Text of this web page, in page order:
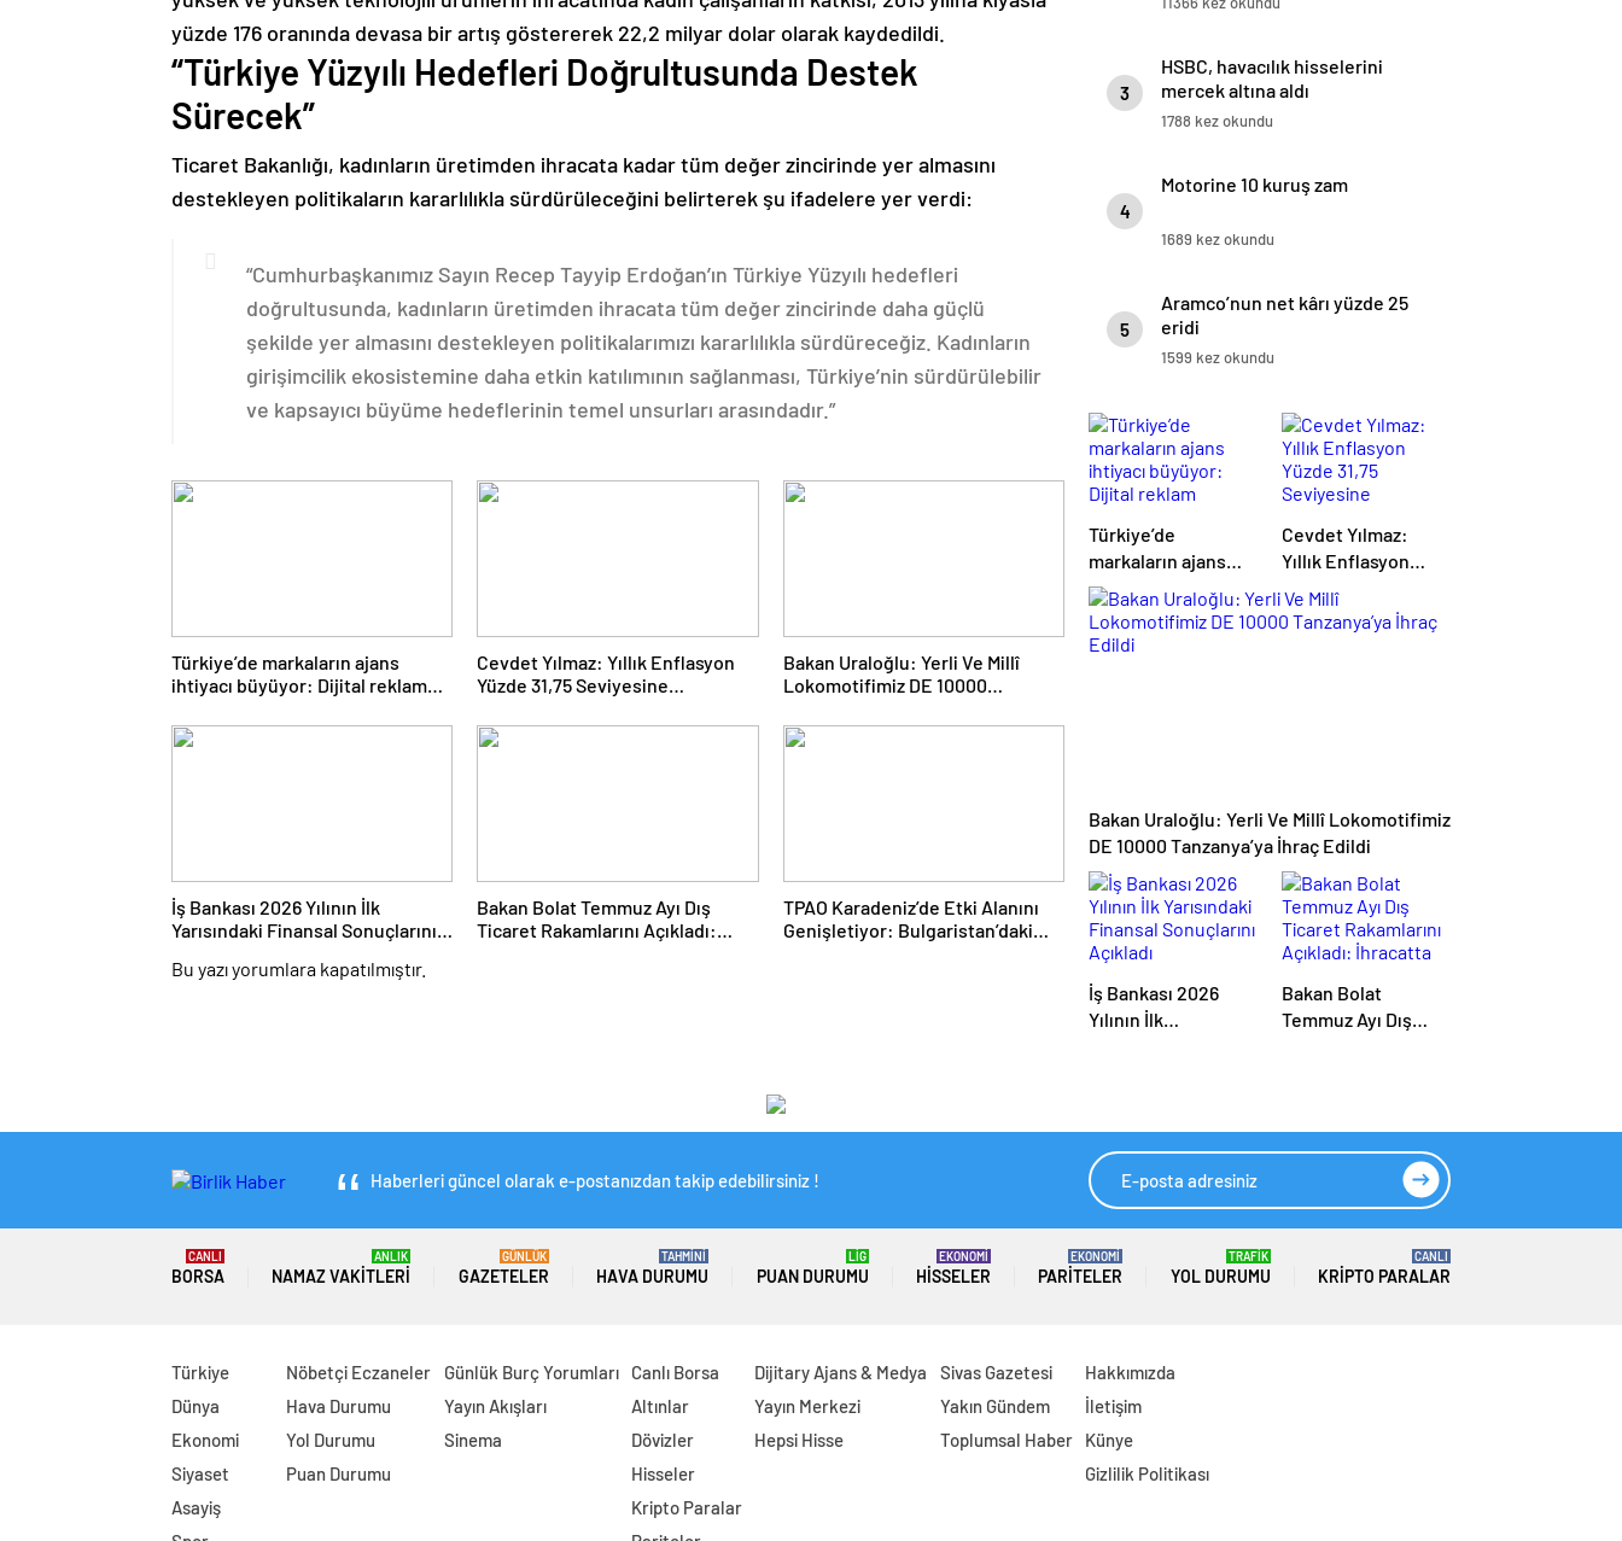
yüzde 176 oranında devasa bir artış göstererek 22,2 milyar dolar olarak kaydedildi.
“Türkiye Yüzyılı Hedefleri Doğrultusunda Destek
Sürecek”
Ticaret Bakanlığı, kadınların üretimden ihracata kadar tüm değer zincirinde yer almasını
destekleyen politikaların kararlılıkla sürdürüleceğini belirterek şu ifadelere yer verdi:
“Cumhurbaşkanımız Sayın Recep Tayyip Erdoğan’ın Türkiye Yüzyılı hedefleri
doğrultusunda, kadınların üretimden ihracata tüm değer zincirinde daha güçlü
şekilde yer almasını destekleyen politikalarımızı kararlılıkla sürdüreceğiz. Kadınların
girişimcilik ekosistemine daha etkin katılımının sağlanması, Türkiye’nin sürdürülebilir
ve kapsayıcı büyüme hedeflerinin temel unsurları arasındadır.”
Türkiye’de markaların ajans
ihtiyacı büyüyor: Dijital reklam
Cevdet Yılmaz: Yıllık Enflasyon
Yüzde 31,75 Seviyesine
Bakan Uraloğlu: Yerli Ve Millî
Lokomotifimiz DE 10000
İş Bankası 2026 Yılının İlk
Yarısındaki Finansal Sonuçlarını
Bakan Bolat Temmuz Ayı Dış
Ticaret Rakamlarını Açıkladı:
TPAO Karadeniz’de Etki Alanını
Genişletiyor: Bulgaristan’daki
Bu yazı yorumlara kapatılmıştır.
3
HSBC, havacılık hisselerini
mercek altına aldı
1788 kez okundu
4
Motorine 10 kuruş zam
1689 kez okundu
5
Aramco’nun net kârı yüzde 25
eridi
1599 kez okundu
Türkiye’de
markaların ajans
ihtiyacı büyüyor:
Dijital reklam
yatırımları 158
Cevdet Yılmaz:
Yıllık Enflasyon
Yüzde 31,75
Seviyesine
Gerilemiştir
Bakan Uraloğlu: Yerli Ve Millî Lokomotifimiz
DE 10000 Tanzanya’ya İhraç Edildi
İş Bankası 2026
Yılının İlk
Bakan Bolat
Temmuz Ayı Dış
Haberleri güncel olarak e-postanızdan takip edebilirsiniz !
BORSA
CANLI
NAMAZ VAKITLERI
ANLIK
GAZETELER
GÜNLÜK
HAVA DURUMU
TAHMİNİ
PUAN DURUMU
LİG
HISSELER
EKONOMİ
PARITELER
EKONOMİ
YOL DURUMU
TRAFİK
KRIPTO PARALAR
CANLI
Türkiye
Dünya
Ekonomi
Siyaset
Asayiş
Nöbetçi Eczaneler
Hava Durumu
Yol Durumu
Puan Durumu
Günlük Burç Yorumları
Yayın Akışları
Sinema
Canlı Borsa
Altınlar
Dövizler
Hisseler
Kripto Paralar
Dijitary Ajans & Medya
Yayın Merkezi
Hepsi Hisse
Sivas Gazetesi
Yakın Gündem
Toplumsal Haber
Hakkımızda
İletişim
Künye
Gizlilik Politikası